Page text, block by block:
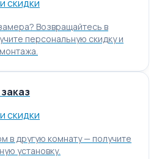
Возвращайтесь в
персональную скидку и
в другую комнату — получите
установку.